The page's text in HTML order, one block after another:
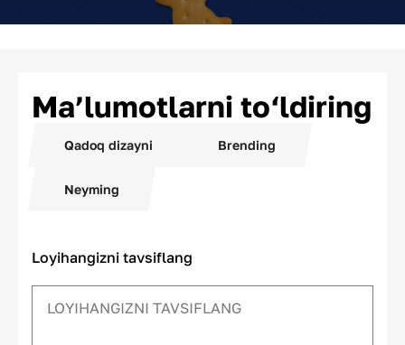
Ma’lumotlarni to‘ldiring
Qadoq dizayni Brending
Neyming
Loyihangizni tavsiflang